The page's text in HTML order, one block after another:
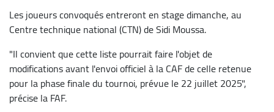
Les joueurs convoqués entreront en stage dimanche, au
Centre technique national (CTN) de Sidi Moussa.
"Il convient que cette liste pourrait faire l'objet de
modifications avant l'envoi officiel à la CAF de celle retenue
pour la phase finale du tournoi, prévue le 22 juillet 2025",
précise la FAF.